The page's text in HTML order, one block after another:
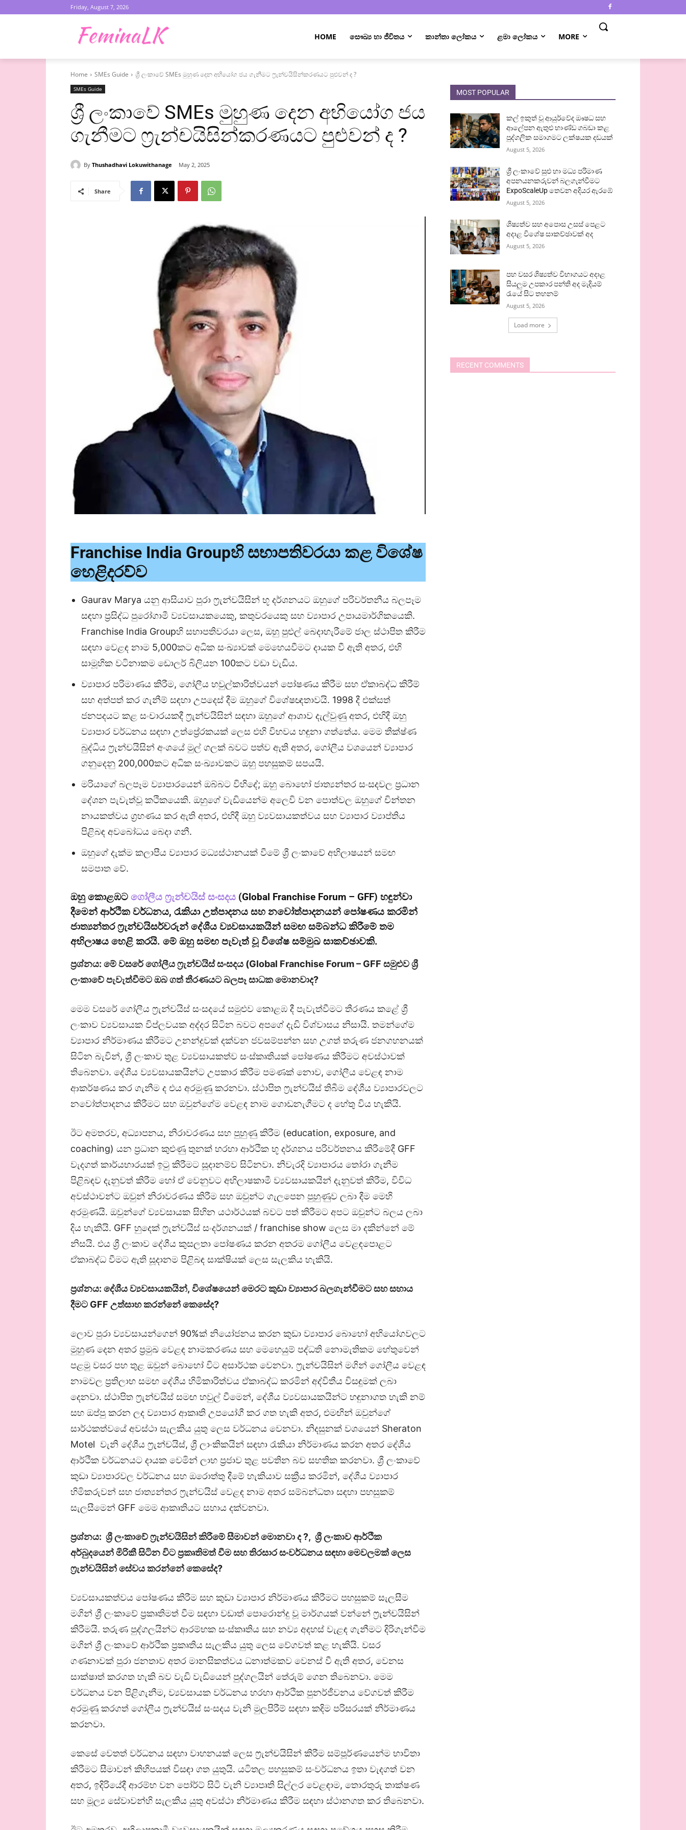
Friday, August 7, 2026
HOME සෞඛ්‍ය හා ජීවිතය කාන්තා ලෝකය ළමා ලෝකය MORE
Home SMEs Guide ශ්‍රී ලංකාවේ SMEs මුහුණ දෙන අභියෝග ජය ගැනීමට ෆ්‍රැන්චයිසින්කරණයට පුළුවන් ද ?
SMEs Guide
ශ්‍රී ලංකාවේ SMEs මුහුණ දෙන අභියෝග ජය
ගැනීමට ෆ්‍රැන්චයිසින්කරණයට පුළුවන් ද ?
By Thushadhavi Lokuwithanage May 2, 2025
Share
Franchise India Groupහි සභාපතිවරයා කළ විශේෂ
හෙළිදරව්ව
Gaurav Marya යනු ආසියාව පුරා ෆ්‍රැන්චයිසින් භූ දර්ශනයට ඔහුගේ පරිවර්තනීය බලපෑම
සඳහා ප්‍රසිද්ධ පුරෝගාමී ව්‍යවසායකයෙකු, කතුවරයෙකු සහ ව්‍යාපාර උපායමාර්ගිකයෙකි.
Franchise India Groupහි සභාපතිවරයා ලෙස, ඔහු පුළුල් බෙදාහැරීමේ ජාල ස්ථාපිත කිරීම
සඳහා වෙළඳ නාම 5,000කට අධික සංඛ්‍යාවක් මෙහෙයවීමට දායක වී ඇති අතර, එහි
සාමූහික වටිනාකම ඩොලර් බිලියන 100කට වඩා වැඩිය.
ව්‍යාපාර පරිමාණය කිරීම, ගෝලීය හවුල්කාරිත්වයන් පෝෂණය කිරීම සහ ඒකාබද්ධ කිරීම්
සහ අත්පත් කර ගැනීම් සඳහා උපදෙස් දීම ඔහුගේ විශේෂඥතාවයි. 1998 දී එක්සත්
ජනපදයට කළ සංචාරයකදී ෆ්‍රැන්චයිසින් සඳහා ඔහුගේ ආශාව දැල්වුණු අතර, එහිදී ඔහු
ව්‍යාපාර වර්ධනය සඳහා උත්ප්‍රේරකයක් ලෙස එහි විභවය හඳුනා ගත්තේය. මෙම තීක්ෂ්ණ
බුද්ධිය ෆ්‍රැන්චයිසින් අංශයේ මුල් ගලක් බවට පත්ව ඇති අතර, ගෝලීය වශයෙන් ව්‍යාපාර
ගනුදෙනු 200,000කට අධික සංඛ්‍යාවකට ඔහු පහසුකම් සපයයි.
මරියාගේ බලපෑම ව්‍යාපාරයෙන් ඔබ්බට විහිදේ; ඔහු බොහෝ ජාත්‍යන්තර සංසදවල ප්‍රධාන
දේශන පැවැත්වූ කථිකයෙකි. ඔහුගේ වැඩියෙන්ම අලෙවි වන පොත්වල ඔහුගේ චින්තන
නායකත්වය ග්‍රහණය කර ඇති අතර, එහිදී ඔහු ව්‍යවසායකත්වය සහ ව්‍යාපාර ව්‍යාප්තිය
පිළිබඳ අවබෝධය බෙදා ගනී.
ඔහුගේ දැක්ම කලාපීය ව්‍යාපාර මධ්‍යස්ථානයක් වීමේ ශ්‍රී ලංකාවේ අභිලාෂයන් සමඟ
සමපාත වේ.
ඔහු කොළඹට ගෝලීය ෆ්‍රැන්චයිස් සංසදය (Global Franchise Forum – GFF) හඳුන්වා
දීමෙන් ආර්ථික වර්ධනය, රැකියා උත්පාදනය සහ නවෝත්පාදනයන් පෝෂණය කරමින්
ජාත්‍යන්තර ෆ්‍රැන්චයිසර්වරුන් දේශීය ව්‍යවසායකයින් සමඟ සම්බන්ධ කිරීමේ තම
අභිලාෂය හෙළි කරයි. මේ ඔහු සමඟ පැවැත් වූ විශේෂ සම්මුඛ සාකච්ඡාවකි.
ප්‍රශ්නය: මේ වසරේ ගෝලීය ෆ්‍රැන්චයිස් සංසදය (Global Franchise Forum– GFF සමුළුව ශ්‍රී
ලංකාවේ පැවැත්වීමට ඔබ ගත් තීරණයට බලපෑ සාධක මොනවාද?
මෙම වසරේ ගෝලීය ෆ්‍රැන්චයිස් සංසදයේ සමුළුව කොළඹ දී පැවැත්වීමට තීරණය කළේ ශ්‍රී
ලංකාව ව්‍යවසායක විප්ලවයක අද්දර සිටින බවට අපගේ දැඩි විශ්වාසය නිසායි. තමන්ගේම
ව්‍යාපාර නිර්මාණය කිරීමට උනන්දුවක් දක්වන ජවසම්පන්න සහ උගත් තරුණ ජනගහනයක්
සිටින බැවින්, ශ්‍රී ලංකාව තුළ ව්‍යවසායකත්ව සංස්කෘතියක් පෝෂණය කිරීමට අවස්ථාවක්
තිබෙනවා. දේශීය ව්‍යවසායකයින්ට උපකාර කිරීම පමණක් නොව, ගෝලීය වෙළඳ නාම
ආකර්ෂණය කර ගැනීම ද එය අරමුණු කරනවා. ස්ථාපිත ෆ්‍රැන්චයිස් තිබීම දේශීය ව්‍යාපාරවලට
නවෝත්පාදනය කිරීමට සහ ඔවුන්ගේම වෙළඳ නාම ගොඩනැගීමට ද හේතු විය හැකියි.
ඊට අමතරව, අධ්‍යාපනය, නිරාවරණය සහ පුහුණු කිරීම (education, exposure, and
coaching) යන ප්‍රධාන කුළුණු තුනක් හරහා ආර්ථික භූ දර්ශනය පරිවර්තනය කිරීමේදී GFF
වැදගත් කාර්යභාරයක් ඉටු කිරීමට සූදානම්ව සිටිනවා. නිවැරදි ව්‍යාපාරය තෝරා ගැනීම
පිළිබඳව දැනුවත් කිරීම හෝ ඒ වෙනුවට අභිලාෂකාමී ව්‍යවසායකයින් දැනුවත් කිරීම, විවිධ
අවස්ථාවන්ට ඔවුන් නිරාවරණය කිරීම සහ ඔවුන්ට ගැලපෙන පුහුණුව ලබා දීම මෙහි
අරමුණයි. ඔවුන්ගේ ව්‍යවසායක සිහින යථාර්ථයක් බවට පත් කිරීමට අපට ඔවුන්ට බලය ලබා
දිය හැකියි. GFF හුදෙක් ෆ්‍රැන්චයිස් සංදර්ශනයක් / franchise show ලෙස මා දකින්නේ මේ
නිසයි. එය ශ්‍රී ලංකාව දේශීය කුසලතා පෝෂණය කරන අතරම ගෝලීය වෙළඳපොළට
ඒකාබද්ධ වීමට ඇති සූදානම පිළිබඳ සාක්ෂියක් ලෙස සැලකිය හැකියි.
ප්‍රශ්නය: දේශීය ව්‍යවසායකයින්, විශේෂයෙන් මෙරට කුඩා ව්‍යාපාර බලගැන්වීමට සහ සහාය
දීමට GFF උත්සාහ කරන්නේ කෙසේද?
ලොව පුරා ව්‍යවසායන්ගෙන් 90%ක් නියෝජනය කරන කුඩා ව්‍යාපාර බොහෝ අභියෝගවලට
මුහුණ දෙන අතර ප්‍රමුඛ වෙළඳ නාමකරණය සහ මෙහෙයුම් පද්ධති නොමැතිකම හේතුවෙන්
පළමු වසර පහ තුළ ඔවුන් බොහෝ විට අසාර්ථක වෙනවා. ෆ්‍රැන්චයිසින් මගින් ගෝලීය වෙළඳ
නාමවල ප්‍රතිලාභ සමඟ දේශීය හිමිකාරිත්වය ඒකාබද්ධ කරමින් අද්විතීය විසඳුමක් ලබා
දෙනවා. ස්ථාපිත ෆ්‍රැන්චයිස් සමඟ හවුල් වීමෙන්, දේශීය ව්‍යවසායකයින්ට හඳුනාගත හැකි නම්
සහ ඔප්පු කරන ලද ව්‍යාපාර ආකෘති උපයෝගී කර ගත හැකි අතර, එමඟින් ඔවුන්ගේ
සාර්ථකත්වයේ අවස්ථා සැලකිය යුතු ලෙස වර්ධනය වෙනවා. නිදසුනක් වශයෙන් Sheraton
Motel වැනි දේශීය ෆ්‍රැන්චයිස්, ශ්‍රී ලාංකිකයින් සඳහා රැකියා නිර්මාණය කරන අතර දේශීය
ආර්ථික වර්ධනයට දායක වෙමින් ලාභ ප්‍රජාව තුළ පවතින බව සහතික කරනවා. ශ්‍රී ලංකාවේ
කුඩා ව්‍යාපාරවල වර්ධනය සහ ඔරොත්තු දීමේ හැකියාව සක්‍රීය කරමින්, දේශීය ව්‍යාපාර
හිමිකරුවන් සහ ජාත්‍යන්තර ෆ්‍රැන්චයිස් වෙළඳ නාම අතර සම්බන්ධතා සඳහා පහසුකම්
සැලසීමෙන් GFF මෙම ආකෘතියට සහාය දක්වනවා.
ප්‍රශ්නය: ශ්‍රී ලංකාවේ ෆ්‍රැන්චයිසින් කිරීමේ සීමාවන් මොනවා ද?, ශ්‍රී ලංකාව ආර්ථික
අර්බුදයෙන් මිරිකී සිටින විටප්‍රකෘතිමත් වීම සහ තිරසාර සංවර්ධනය සඳහා මෙවලමක් ලෙස
ෆ්‍රැන්චයිසින් සේවය කරන්නේ කෙසේද?
ව්‍යවසායකත්වය පෝෂණය කිරීම සහ කුඩා ව්‍යාපාර නිර්මාණය කිරීමට පහසුකම් සැලසීම
මගින් ශ්‍රී ලංකාවේ ප්‍රකෘතිමත් වීම සඳහා වඩාත් පොරොන්දු වූ මාර්ගයක් වන්නේ ෆ්‍රැන්චයිසින්
කිරීමයි. තරුණ පුද්ගලයින්ට ආරම්භක සංස්කෘතිය සහ නව්‍ය අදහස් වැළඳ ගැනීමට දිරිගැන්වීම
මගින් ශ්‍රී ලංකාවේ ආර්ථික ප්‍රකෘතිය සැලකිය යුතු ලෙස වේගවත් කළ හැකියි. වසර
ගණනාවක් පුරා ජනතාව අතර මානසිකත්වය ධනාත්මකව වෙනස් වී ඇති අතර, වෙනස
සාක්ෂාත් කරගත හැකි බව වැඩි වැඩියෙන් පුද්ගලයින් තේරුම් ගෙන තිබෙනවා. මෙම
වර්ධනය වන පිළිගැනීම, ව්‍යවසායක වර්ධනය හරහා ආර්ථික පුනර්ජීවනය වේගවත් කිරීම
අරමුණු කරගත් ගෝලීය ෆ්‍රැන්චයිස් සංසදය වැනි මුලපිරීම් සඳහා කදිම පරිසරයක් නිර්මාණය
කරනවා.
කෙසේ වෙතත් වර්ධනය සඳහා වාහනයක් ලෙස ෆ්‍රැන්චයිසින් කිරීම සම්පූර්ණයෙන්ම භාවිතා
කිරීමට සීමාවන් කිහිපයක් විසඳා ගත යුතුයි. යටිතල පහසුකම් සංවර්ධනය ඉතා වැදගත් වන
අතර, ඉදිරියේදී ආරම්භ වන පෝර්ට් සිටි වැනි ව්‍යාපෘති සිල්ලර වෙළඳාම, තොරතුරු තාක්ෂණ
සහ මූල්‍ය සේවාවන්හි සැලකිය යුතු අවස්ථා නිර්මාණය කිරීම සඳහා ස්ථානගත කර තිබෙනවා.
MOST POPULAR
කල් ඉකුත් වූ ආයුර්වේද ඖෂධ සහ
ආලේපන ඇතුළු භාණ්ඩ ගබඩා කළ
පුද්ගලික සමාගමට ලක්ෂයක දඩයක්
August 5, 2026
ශ්‍රී ලංකාවේ සුළු හා මධ්‍ය පරිමාණ
අපනයනකරුවන් බලගැන්වීමට
ExpoScaleUp තෙවන අදියර ඇරඹේ
August 5, 2026
ශිෂ්‍යත්ව සහ අපොස උසස් පෙළට
අදාළ විශේෂ සාකච්ඡාවක් අද
August 5, 2026
පහ වසර ශිෂ්‍යත්ව විභාගයට අදාළ
සියලුම උපකාර පන්ති අද මැදියම්
රැයේ සිට තහනම්
August 5, 2026
Load more
RECENT COMMENTS